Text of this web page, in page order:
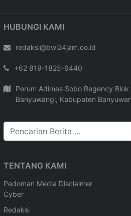
HUBUNGI KAMI
redaksi@bwi24jam.co.id
+62 819-1825-6440
Perum Adimas Sobo Regency
Banyuwangi, Kabupaten
TENTANG KAMI
Pedoman Media
Cyber
Disclaimer
Redaksi